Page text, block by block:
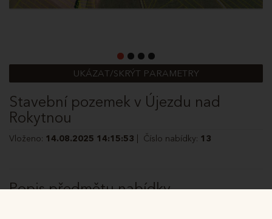
UKÁZAT/SKRÝT PARAMETRY
Stavební pozemek v Újezdu nad
Rokytnou
Vloženo: 14.08.2025 14:15:53 | Číslo nabídky: 13
Popis předmětu nabídky